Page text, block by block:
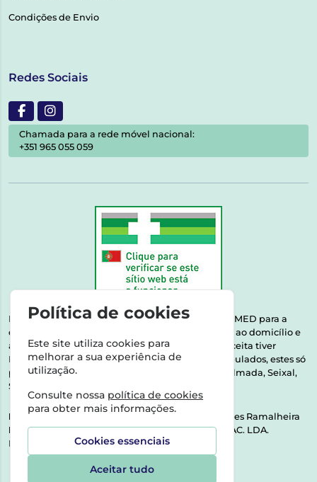
Condições de Envio
Redes Sociais
Chamada para a rede móvel nacional:
+351 965 055 059
Esta farmácia encontra-se autorizada pelo INFARMED para a
dispensa de medicamentos e produtos de saúde ao domicílio e
através da internet. Medicamentos | Se na sua receita tiver
MSRM, MNSRM, MSRMV ou Medicamentos Manipulados, estes só
podem ser entregues nos seguintes concelhos: Almada, Seixal,
Sesimbra, Oeiras e Lisboa.
Direção Técnica:
Dra. Raquel Alexandra Fernandes Ramalheira
NIPC:513064133 | ASPAS E NÚMEROS SOC. FARMAC. LDA.
Rua dos Castanheiros 5 AB Feijó2810-036 Almada
Política de cookies
Este site utiliza cookies para
melhorar a sua experiência de
utilização.
Consulte nossa política de cookies
para obter mais informações.
Cookies essenciais
Aceitar tudo